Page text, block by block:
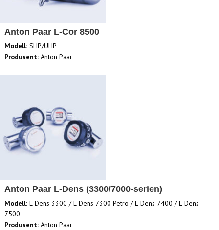
Anton Paar L-Cor 8500
Modell: SHP/UHP
Produsent: Anton Paar
Anton Paar L-Dens (3300/7000-serien)
Modell: L-Dens 3300 / L-Dens 7300 Petro / L-Dens 7400 / L-Dens
7500
Produsent: Anton Paar